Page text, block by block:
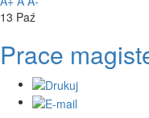
13 Paź
Prace